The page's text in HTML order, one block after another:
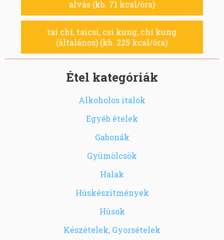
alvás (kb. 71 kcal/óra)
tai chi, taicsi, csi kung, chi kung
(általános) (kb. 225 kcal/óra)
Étel kategóriák
Alkoholos italok
Egyéb ételek
Gabonák
Gyümölcsök
Halak
Húskészítmények
Húsok
Készételek, Gyorsételek